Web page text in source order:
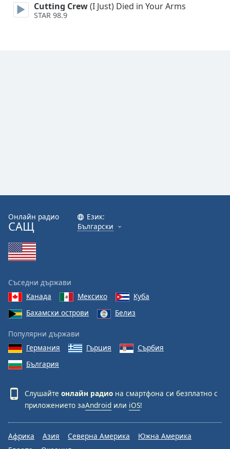
Font
Family
Cutting Crew(I Just) Died in Your Arms
STAR 98.9
Онлайн радио
САЩ
Език:
Български
Съседни държави
Канада
Мексико
Куба
Бахамски острови
Белиз
Популярни държави
Германия
Гърция
Сърбия
България
Слушайте онлайн радио на смартфона си безплатно с
приложението заAndroid или iOS!
Африка Азия Северна Америка
Южна Америка